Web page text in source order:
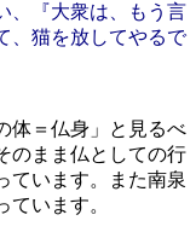
、『大衆は、もう言
、猫を放してやるで
体＝仏身」と見るべ
のまま仏としての行
ています。また南泉
います。